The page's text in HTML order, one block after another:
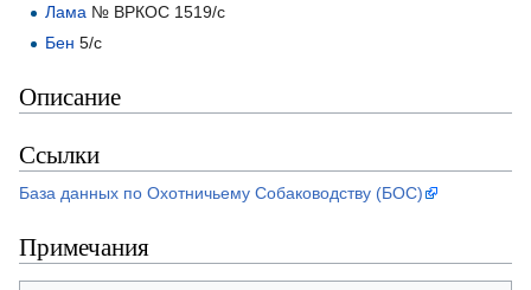
Лама № ВРКОС 1519/с
Бен 5/c
Описание
Ссылки
База данных по Охотничьему Собаководству (БОС)
Примечания